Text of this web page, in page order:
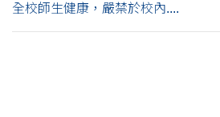
全校師生健康，嚴禁於校內....